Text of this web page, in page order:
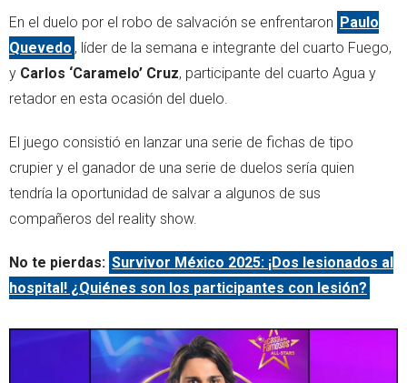
En el duelo por el robo de salvación se enfrentaron Paulo
Quevedo , líder de la semana e integrante del cuarto Fuego,
y Carlos ‘Caramelo’ Cruz, participante del cuarto Agua y
retador en esta ocasión del duelo.
El juego consistió en lanzar una serie de fichas de tipo
crupier y el ganador de una serie de duelos sería quien
tendría la oportunidad de salvar a algunos de sus
compañeros del reality show.
No te pierdas: Survivor México 2025: ¡Dos lesionados al
hospital! ¿Quiénes son los participantes con lesión?